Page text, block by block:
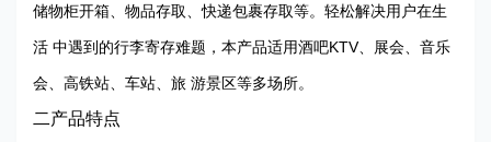
储物柜开箱、物品存取、快递包裹存取等。轻松解决用户在生
活 中遇到的行李寄存难题，本产品适用酒吧KTV、展会、音乐
会、高铁站、车站、旅 游景区等多场所。
二产品特点